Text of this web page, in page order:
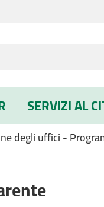
SERVIZI AL
degli uffici -